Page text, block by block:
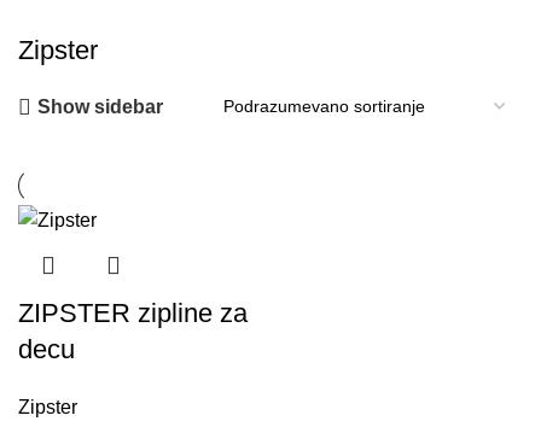
Zipster
Show sidebar
ZIPSTER zipline za
decu
Zipster